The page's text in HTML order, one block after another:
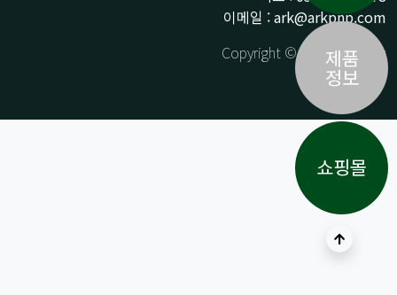
이메일 : ark@arkpnp.com
Copyright © ARK All Rights
Reserved.
상단으로
제품
정보
쇼핑몰